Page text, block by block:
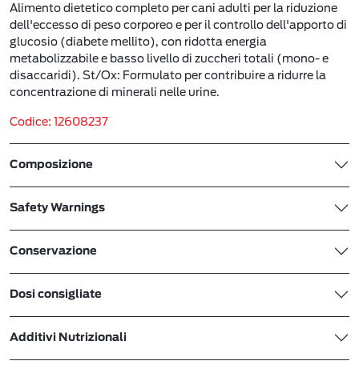
Alimento dietetico completo per cani adulti per la riduzione
dell'eccesso di peso corporeo e per il controllo dell'apporto di
glucosio (diabete mellito), con ridotta energia
metabolizzabile e basso livello di zuccheri totali (mono- e
disaccaridi). St/Ox: Formulato per contribuire a ridurre la
concentrazione di minerali nelle urine.
Codice: 12608237
Composizione
Safety Warnings
Conservazione
Dosi consigliate
Additivi Nutrizionali